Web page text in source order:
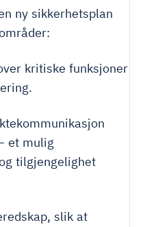
ny sikkerhetsplan
kritiske funksjoner
et mulig
tilgjengelighet
slik at